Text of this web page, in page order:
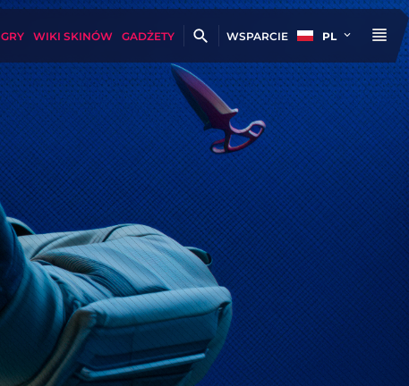
WIKI SKINÓW GADŻETY WSPARCIE PL